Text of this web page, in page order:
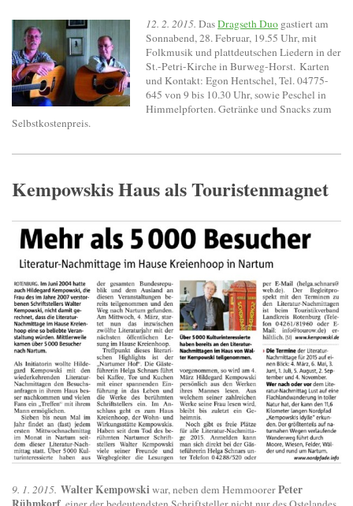
12. 2. 2015. DasDragseth Duo gastiert am
Sonnabend, 28. Februar, 19.55 Uhr, mit
Folkmusik und plattdeutschen Liedern in der
St.-Petri-Kirche in Burweg-Horst. Karten
und Kontakt: Egon Hentschel, Tel. 04775-
645 von 9 bis 10.30 Uhr, sowie Peschel in
Himmelpforten. Getränke und Snacks zum
Selbstkostenpreis.
Kempowskis Haus als Touristenmagnet
9. 1. 2015. Walter Kempowskiwar, neben dem HemmoorerPeter